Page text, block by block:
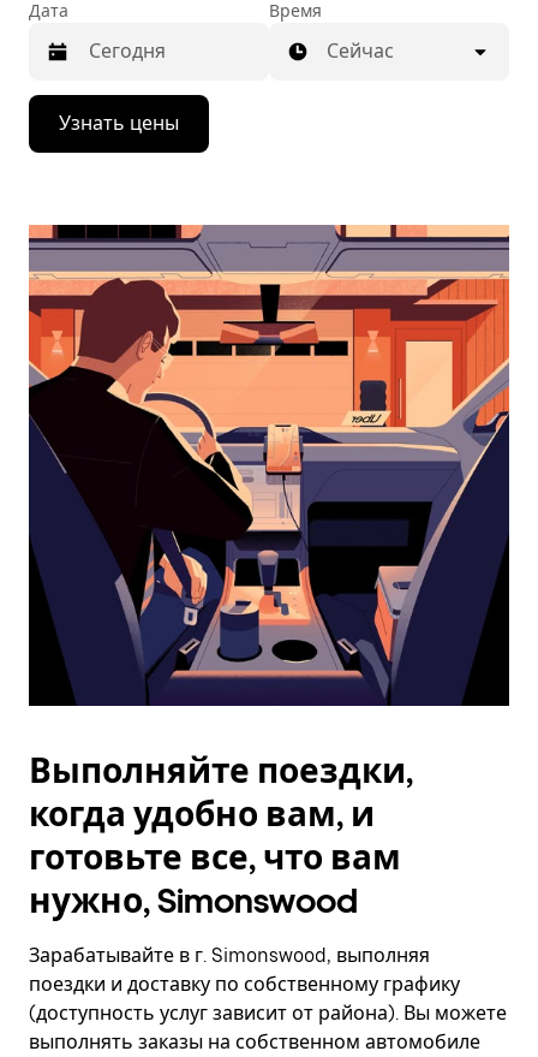
Дата
Нажмите
стрелку
вниз,
календарю
выбрать
дату.
Чтобы
закрыть
календарь,
нажмите
Esc.
Время
Сейчас
Узнать цены
Выполняйте поездки,
когда удобно вам, и
готовьте все, что вам
нужно, Simonswood
Зарабатывайте в г. Simonswood, выполняя
поездки и доставку по собственному графику
(доступность услуг зависит от района). Вы можете
выполнять заказы на собственном автомобиле